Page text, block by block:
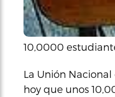
10,0000
La Unión
hoy que unos